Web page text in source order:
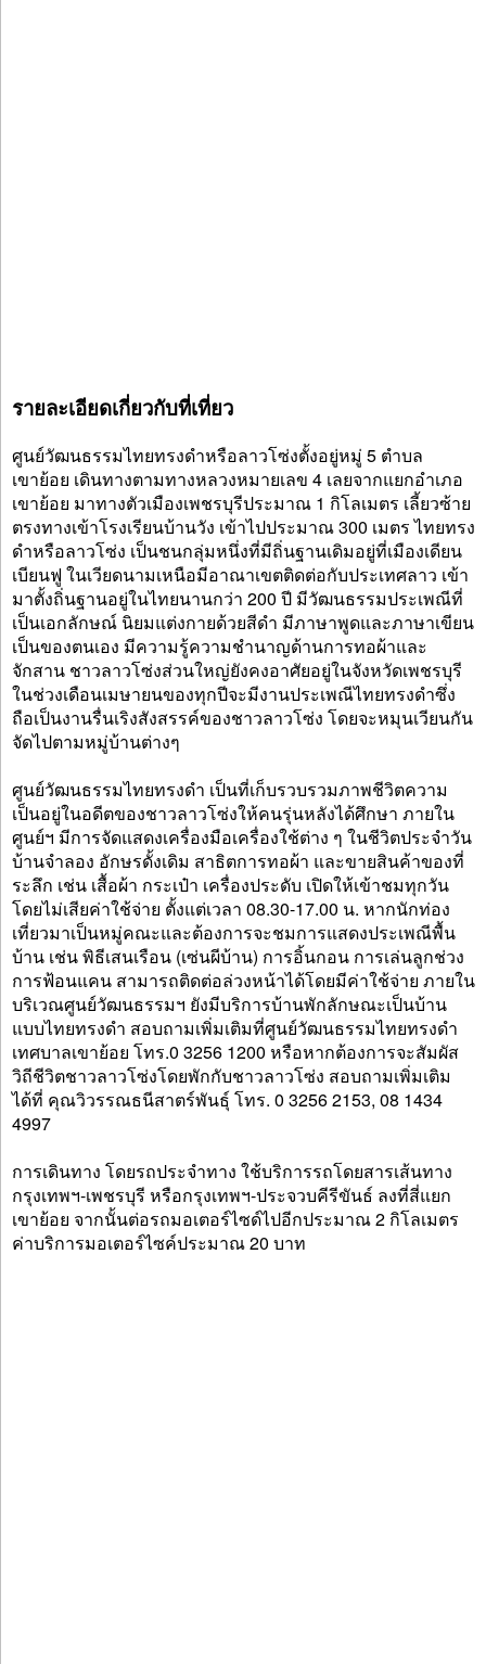
รายละเอียดเกี่ยวกับที่เที่ยว
ศูนย์วัฒนธรรมไทยทรงดำหรือลาวโซ่งตั้งอยู่หมู่ 5 ตำบล
เขาย้อย เดินทางตามทางหลวงหมายเลข 4 เลยจากแยกอำเภอ
เขาย้อย มาทางตัวเมืองเพชรบุรีประมาณ 1 กิโลเมตร เลี้ยวซ้าย
ตรงทางเข้าโรงเรียนบ้านวัง เข้าไปประมาณ 300 เมตร ไทยทรง
ดำหรือลาวโซ่ง เป็นชนกลุ่มหนึ่งที่มีถิ่นฐานเดิมอยู่ที่เมืองเดียน
เบียนฟู ในเวียดนามเหนือมีอาณาเขตติดต่อกับประเทศลาว เข้า
มาตั้งถิ่นฐานอยู่ในไทยนานกว่า 200 ปี มีวัฒนธรรมประเพณีที่
เป็นเอกลักษณ์ นิยมแต่งกายด้วยสีดำ มีภาษาพูดและภาษาเขียน
เป็นของตนเอง มีความรู้ความชำนาญด้านการทอผ้าและ
จักสาน ชาวลาวโซ่งส่วนใหญ่ยังคงอาศัยอยู่ในจังหวัดเพชรบุรี
ในช่วงเดือนเมษายนของทุกปีจะมีงานประเพณีไทยทรงดำซึ่ง
ถือเป็นงานรื่นเริงสังสรรค์ของชาวลาวโซ่ง โดยจะหมุนเวียนกัน
จัดไปตามหมู่บ้านต่างๆ
ศูนย์วัฒนธรรมไทยทรงดำ เป็นที่เก็บรวบรวมภาพชีวิตความ
เป็นอยู่ในอดีตของชาวลาวโซ่งให้คนรุ่นหลังได้ศึกษา ภายใน
ศูนย์ฯ มีการจัดแสดงเครื่องมือเครื่องใช้ต่าง ๆ ในชีวิตประจำวัน
บ้านจำลอง อักษรดั้งเดิม สาธิตการทอผ้า และขายสินค้าของที่
ระลึก เช่น เสื้อผ้า กระเป๋า เครื่องประดับ เปิดให้เข้าชมทุกวัน
โดยไม่เสียค่าใช้จ่าย ตั้งแต่เวลา 08.30-17.00 น. หากนักท่อง
เที่ยวมาเป็นหมู่คณะและต้องการจะชมการแสดงประเพณีพื้น
บ้าน เช่น พิธีเสนเรือน (เซ่นผีบ้าน) การอิ้นกอน การเล่นลูกช่วง
การฟ้อนแคน สามารถติดต่อล่วงหน้าได้โดยมีค่าใช้จ่าย ภายใน
บริเวณศูนย์วัฒนธรรมฯ ยังมีบริการบ้านพักลักษณะเป็นบ้าน
แบบไทยทรงดำ สอบถามเพิ่มเติมที่ศูนย์วัฒนธรรมไทยทรงดำ
เทศบาลเขาย้อย โทร.0 3256 1200 หรือหากต้องการจะสัมผัส
วิถีชีวิตชาวลาวโซ่งโดยพักกับชาวลาวโซ่ง สอบถามเพิ่มเติม
ได้ที่ คุณวิวรรณธนีสาตร์พันธุ์ โทร. 0 3256 2153, 08 1434
4997
การเดินทาง โดยรถประจำทาง ใช้บริการรถโดยสารเส้นทาง
กรุงเทพฯ-เพชรบุรี หรือกรุงเทพฯ-ประจวบคีรีขันธ์ ลงที่สี่แยก
เขาย้อย จากนั้นต่อรถมอเตอร์ไซด์ไปอีกประมาณ 2 กิโลเมตร
ค่าบริการมอเตอร์ไซค์ประมาณ 20 บาท